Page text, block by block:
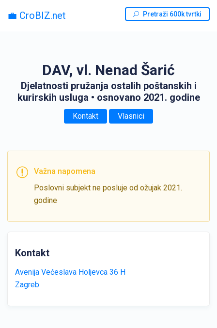
💼 CroBIZ.net Pretraži 600k tvrtki
DAV, vl. Nenad Šarić
Djelatnosti pružanja ostalih poštanskih i
kurirskih usluga • osnovano 2021. godine
Kontakt Vlasnici
Važna napomena
Poslovni subjekt ne posluje od ožujak 2021.
godine
Kontakt
Avenija Većeslava Holjevca 36 H
Zagreb